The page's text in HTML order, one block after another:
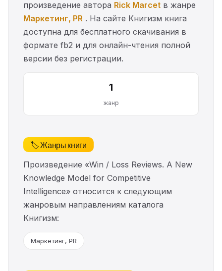
произведение автора Rick Marcet в жанре
Маркетинг, PR . На сайте Книгизм книга
доступна для бесплатного скачивания в
формате fb2 и для онлайн-чтения полной
версии без регистрации.
1
жанр
🏷️ Жанры книги
Произведение «Win / Loss Reviews. A New
Knowledge Model for Competitive
Intelligence» относится к следующим
жанровым направлениям каталога
Книгизм:
Маркетинг, PR